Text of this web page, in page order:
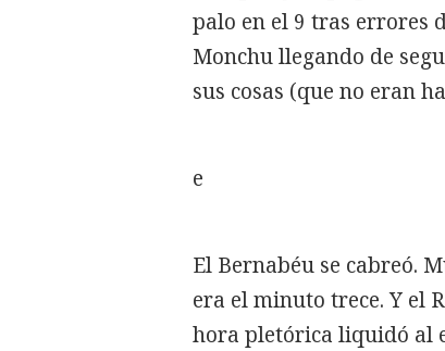
palo en el 9 tras errores
Monchu llegando de
sus cosas (que no eran
e
El Bernabéu se cabreó.
era el minuto trece. Y el
hora pletórica liquidó al